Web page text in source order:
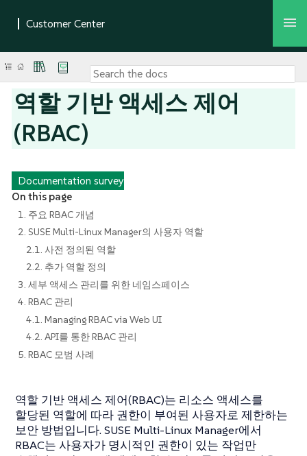
역할 기반 액세스 제어
(RBAC)
Documentation survey
On this page
1. 주요 RBAC 개념
2. SUSE Multi-Linux Manager의 사용자 역할
2.1. 사전 정의된 역할
2.2. 추가 역할 정의
3. 세부 액세스 관리를 위한 네임스페이스
4. RBAC 관리
4.1. Managing RBAC via Web UI
4.2. API를 통한 RBAC 관리
5. RBAC 모범 사례
역할 기반 액세스 제어(RBAC)는 리소스 액세스를
할당된 역할에 따라 권한이 부여된 사용자로 제한하는
보안 방법입니다. SUSE Multi-Linux Manager에서
RBAC는 사용자가 명시적인 권한이 있는 작업만